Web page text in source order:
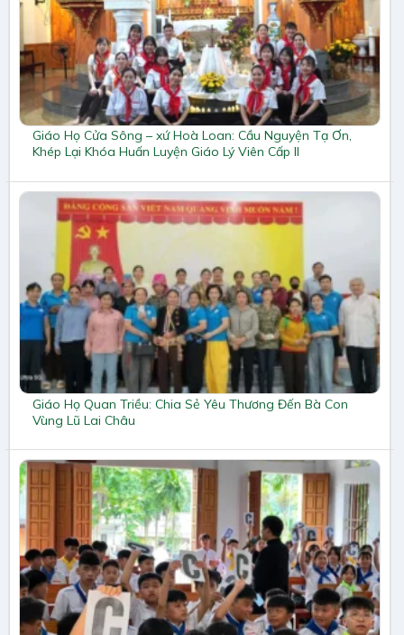
Giáo Họ Cửa Sông – xứ Hoà Loan: Cầu Nguyện Tạ Ơn,
Khép Lại Khóa Huấn Luyện Giáo Lý Viên Cấp II
Giáo Họ Quan Triều: Chia Sẻ Yêu Thương Đến Bà Con
Vùng Lũ Lai Châu